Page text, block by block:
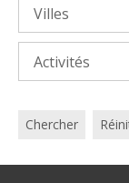
Chercher